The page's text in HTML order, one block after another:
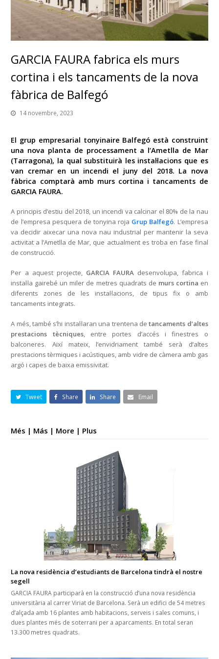
GARCIA FAURA fabrica els murs
cortina i els tancaments de la nova
fàbrica de Balfegó
14 novembre, 2023
El grup empresarial tonyinaire Balfegó està construint
una nova planta de processament a l’Ametlla de Mar
(Tarragona), la qual substituirà les instal·lacions que es
van cremar en un incendi el juny del 2018. La nova
fàbrica comptarà amb murs cortina i tancaments de
GARCIA FAURA.
A principis d’estiu del 2018, un incendi va calcinar el 80% de la nau
de l’empresa pesquera de tonyina roja Grup Balfegó. L’empresa
va decidir aixecar una nova nau industrial per mantenir la seva
activitat a l’Ametlla de Mar, que actualment es troba en fase final
de construcció.
Per a aquest projecte, GARCIA FAURA desenvolupa, fabrica i
instal·la gairebé un miler de metres quadrats de murs cortina en
diferents zones de les instal·lacions, de tipus fix o amb
tancaments integrats.
A més, també s’hi instal·laran una trentena detancaments d’altes
prestacions tècniques, entre portes d’accés i finestres o
balconeres. Així mateix, l’envidriament també serà d’altes
prestacions tèrmiques i acústiques, amb vidre de càmera amb gas
argó i capes de baixa emissivitat.
Tweet Share Share Email
Més | Más | More | Plus
La nova residència d’estudiants de Barcelona tindrà el nostre
segell
GARCIA FAURA participarà en la construcció d’una nova residència
universitària al carrer Viriat de Barcelona. Serà un edifici de 54 metres
d’alçada amb 16 plantes amb habitacions, serveis i sales comuns, i
dues plantes més de soterrani per a aparcaments. En total seran
13.300 metres quadrats.